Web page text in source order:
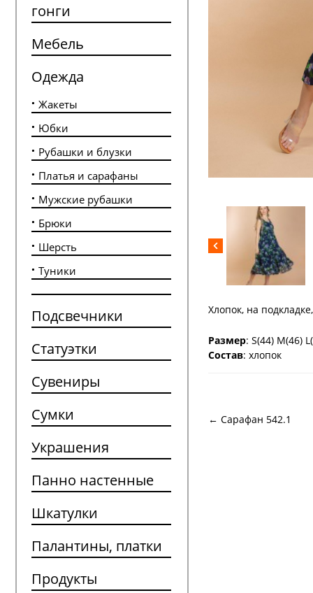
гонги
Мебель
Одежда
Жакеты
Юбки
Рубашки и блузки
Платья и сарафаны
Мужские рубашки
Брюки
Шерсть
Туники
Подсвечники
Статуэтки
Сувениры
Сумки
Украшения
Панно настенные
Шкатулки
Палантины, платки
Продукты
Хлопок, на
Размер: S(44) М(46)
Состав: хлопок
← Сарафан 542.1